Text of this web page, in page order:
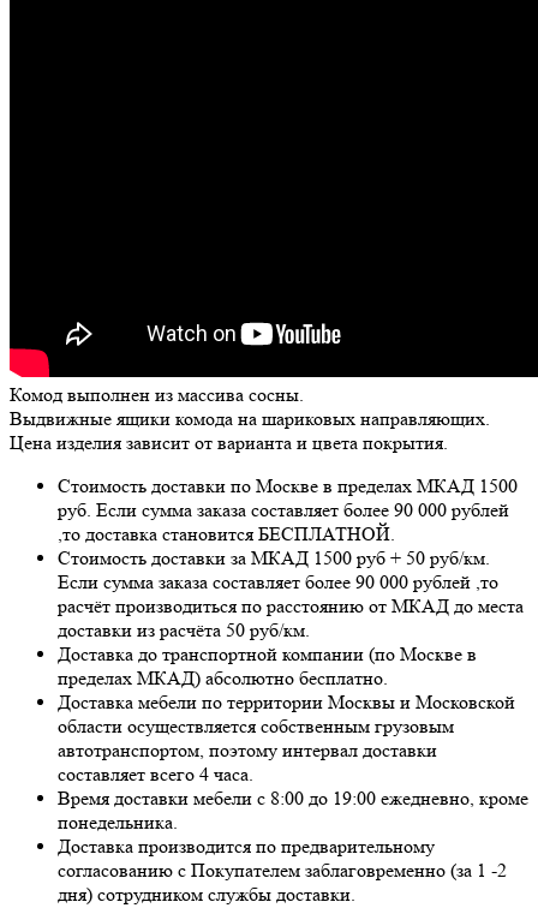
Комод выполнен из массива сосны.
Выдвижные ящики комода на шариковых направляющих.
Цена изделия зависит от варианта и цвета покрытия.
Стоимость доставки по Москве в пределах МКАД 1500
руб. Если сумма заказа составляет более 90 000 рублей
,то доставка становится БЕСПЛАТНОЙ.
Стоимость доставки за МКАД 1500 руб + 50 руб/км.
Если сумма заказа составляет более 90 000 рублей ,то
расчёт производиться по расстоянию от МКАД до места
доставки из расчёта 50 руб/км.
Доставка до транспортной компании (по Москве в
пределах МКАД) абсолютно бесплатно.
Доставка мебели по территории Москвы и Московской
области осуществляется собственным грузовым
автотранспортом, поэтому интервал доставки
составляет всего 4 часа.
Время доставки мебели с 8:00 до 19:00 ежедневно, кроме
понедельника.
Доставка производится по предварительному
согласованию с Покупателем заблаговременно (за 1 -2
дня) сотрудником службы доставки.